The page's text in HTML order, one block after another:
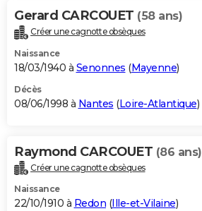
Gerard CARCOUET (58 ans)
Créer une cagnotte obsèques
Naissance
18/03/1940 à Senonnes (Mayenne)
Décès
08/06/1998 à Nantes (Loire-Atlantique)
Raymond CARCOUET (86 ans)
Créer une cagnotte obsèques
Naissance
22/10/1910 à Redon (Ille-et-Vilaine)